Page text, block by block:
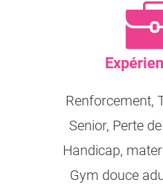
Renforcement,
Senior, Perte
Handicap,
Gym douce